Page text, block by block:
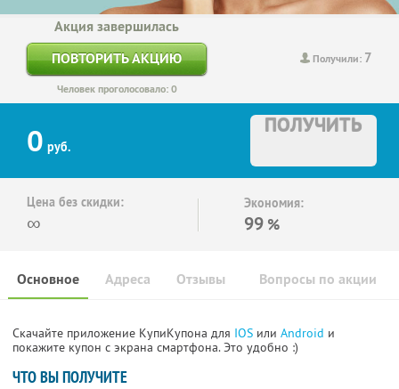
Получили: 7
Акция завершилась
ПОВТОРИТЬ АКЦИЮ
Человек проголосовало: 0
0 руб.
ПОЛУЧИТЬ
Цена без скидки:
∞
Экономия:
99 %
Основное Отзывы Вопросы по акции
Адреса
Скачайте приложение КупиКупона для IOS или Android и
покажите купон с экрана смартфона. Это удобно :)
ЧТО ВЫ ПОЛУЧИТЕ